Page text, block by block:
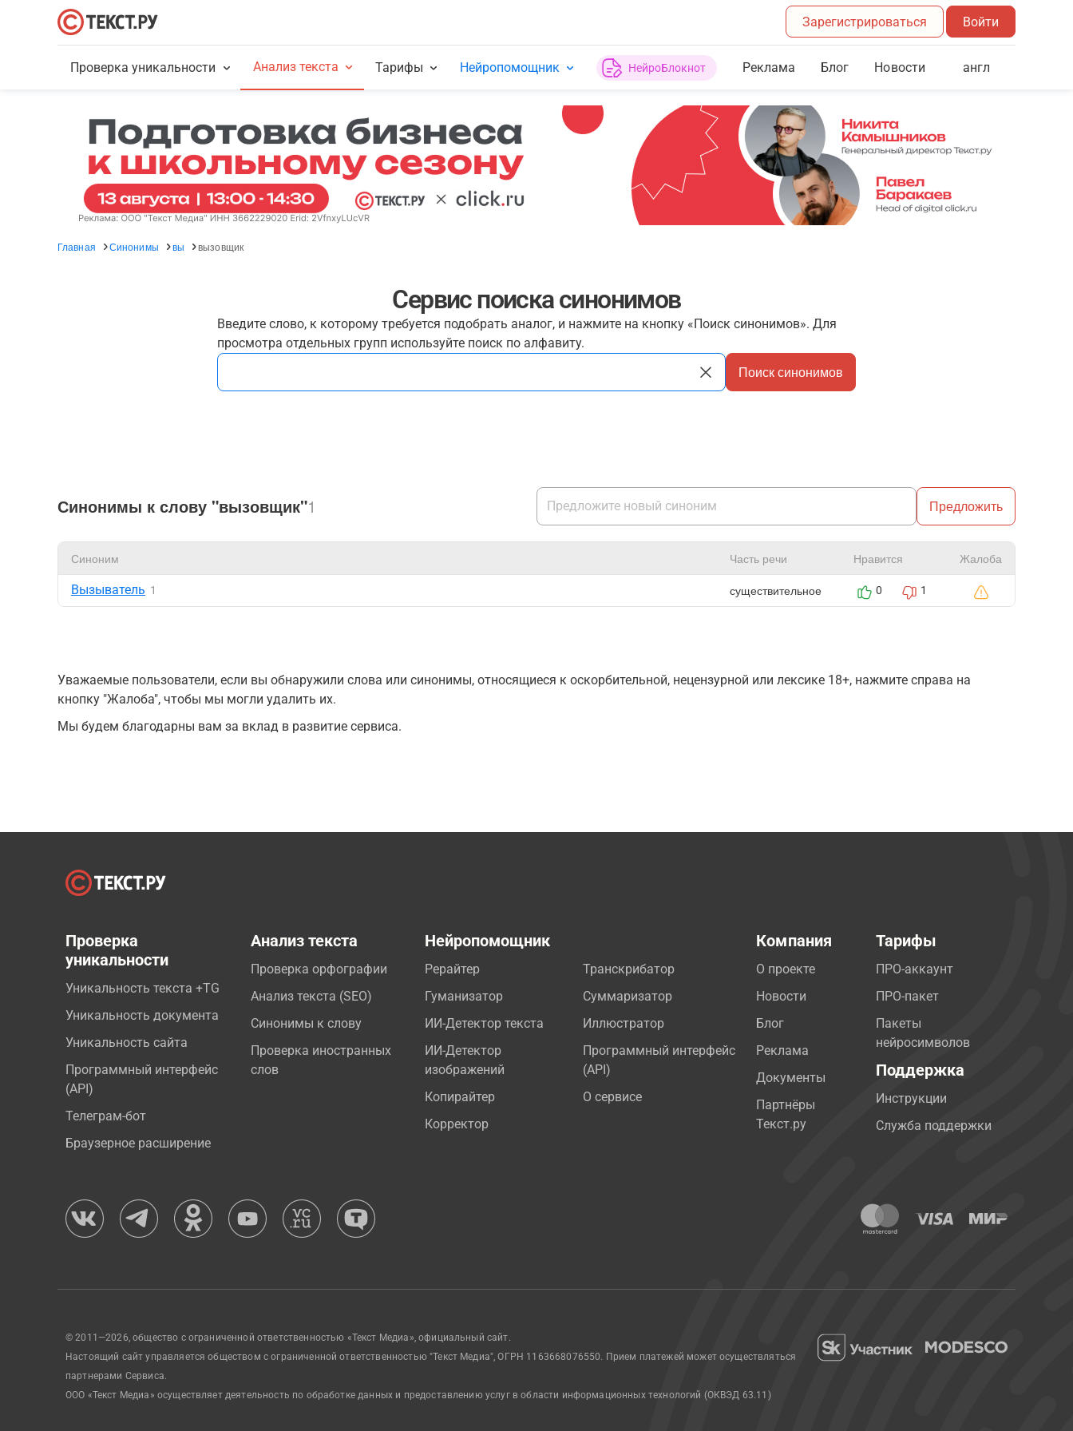
Зарегистрироваться Войти
Проверка уникальности Анализ текста Тарифы Нейропомощник НейроБлокнот Реклама Блог Новости англ
Главная Синонимы вы вызовщик
Сервис поиска синонимов
Введите слово, к которому требуется подобрать аналог, и нажмите на кнопку «Поиск синонимов». Для
просмотра отдельных групп используйте поиск по алфавиту.
Поиск синонимов
Синонимы к слову "вызовщик"1 Предложить
Синоним Часть речи Нравится Жалоба
Вызыватель 1 существительное 0 1
Уважаемые пользователи, если вы обнаружили слова или синонимы, относящиеся к оскорбительной, нецензурной или лексике 18+, нажмите справа на
кнопку "Жалоба", чтобы мы могли удалить их.
Мы будем благодарны вам за вклад в развитие сервиса.
Проверка
уникальности
Уникальность текста +TG
Уникальность документа
Уникальность сайта
Программный интерфейс
(API)
Телеграм-бот
Браузерное расширение
Анализ текста
Проверка орфографии
Анализ текста (SEO)
Синонимы к слову
Проверка иностранных
слов
Нейропомощник
Рерайтер
Гуманизатор
ИИ-Детектор текста
ИИ-Детектор
изображений
Копирайтер
Корректор
Транскрибатор
Суммаризатор
Иллюстратор
Программный интерфейс
(API)
О сервисе
Компания
О проекте
Новости
Блог
Реклама
Документы
Партнёры
Текст.ру
Тарифы
ПРО-аккаунт
ПРО-пакет
Пакеты
нейросимволов
Поддержка
Инструкции
Служба поддержки
© 2011—2026, общество с ограниченной ответственностью «Текст Медиа», официальный сайт.
Настоящий сайт управляется обществом с ограниченной ответственностью "Текст Медиа", ОГРН 1163668076550. Прием платежей может осуществляться
партнерами Сервиса.
ООО «Текст Медиа» осуществляет деятельность по обработке данных и предоставлению услуг в области информационных технологий (ОКВЭД 63.11)